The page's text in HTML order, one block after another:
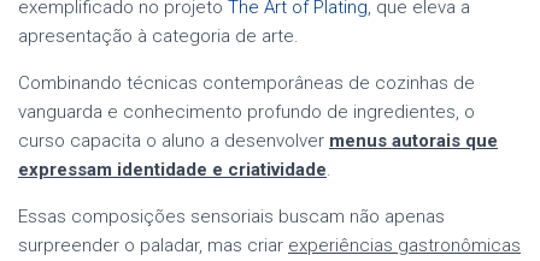
exemplificado no projeto The Art of Plating, que eleva a
apresentação à categoria de arte.
Combinando técnicas contemporâneas de cozinhas de
vanguarda e conhecimento profundo de ingredientes, o
curso capacita o aluno a desenvolver menus autorais que
expressam identidade e criatividade.
Essas composições sensoriais buscam não apenas
surpreender o paladar, mas criar experiências gastronômicas